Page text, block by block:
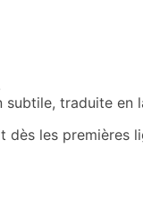
subtile, traduite en
dès les premières